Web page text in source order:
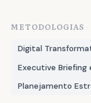
METODOLOGIAS
Digital
Executive Briefing
Planejamento